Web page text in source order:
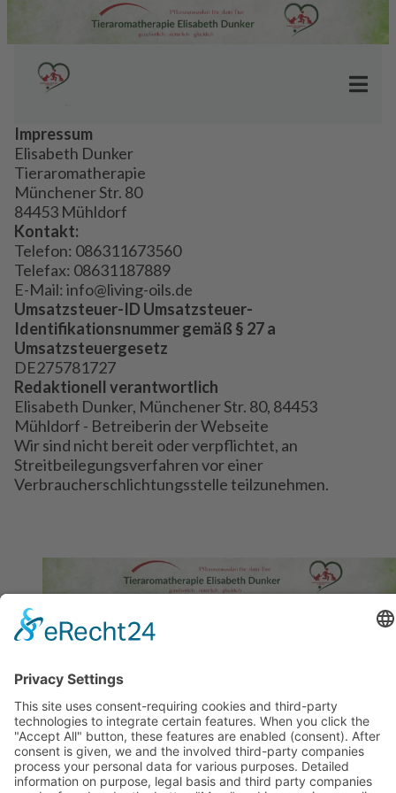
Impressum
Elisabeth Dunker
Tieraromatherapie
Münchener Str. 80
84453 Mühldorf
Kontakt:
Telefon: 086311673560
Telefax: 08631187889
E-Mail: info@living-oils.de
Umsatzsteuer-ID Umsatzsteuer-
Identifikationsnummer gemäß § 27 a
Umsatzsteuergesetz
DE275781727
Redaktionell verantwortlich
Elisabeth Dunker, Münchener Str. 80, 84453
Mühldorf - Betreiberin der Webseite
Wir sind nicht bereit oder verpflichtet, an
Streitbeilegungsverfahren vor einer
Verbraucherschlichtungsstelle teilzunehmen.
Münchener Str. 80
Handy: 0176 - 41100816
Email:info@living-oils.de